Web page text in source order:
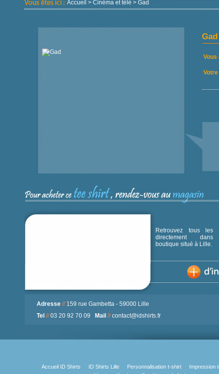
Accueil > Cinéma et télé > Gad
Gad
Retrouvez tous les
directement
boutique situé à Lille.
Adresse//159 rue Gambetta - 59000 Lille
Tel//03 20 92 70 09Mail// contact@idshirts.fr
Accueil ID Shirts ID Shirts Lille Personnalisation t-shirt
Impression